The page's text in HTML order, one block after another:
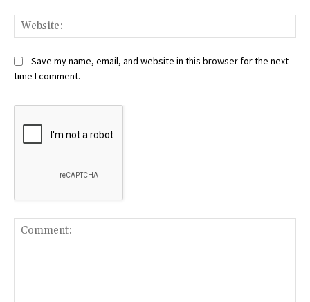
Save my name, email, and website in this browser for the next
time I comment.